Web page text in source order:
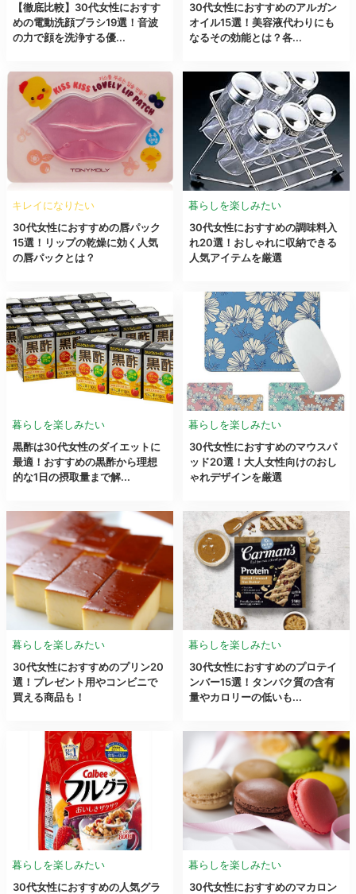
【徹底比較】30代女性におすす
めの電動洗顔ブラシ19選！音波
の力で顔を洗浄する優...
30代女性におすすめのアルガン
オイル15選！美容液代わりにも
なるその効能とは？各...
キレイになりたい
30代女性におすすめの唇パック
15選！リップの乾燥に効く人気
の唇パックとは？
暮らしを楽しみたい
30代女性におすすめの調味料入
れ20選！おしゃれに収納できる
人気アイテムを厳選
暮らしを楽しみたい
黒酢は30代女性のダイエットに
最適！おすすめの黒酢から理想
的な1日の摂取量まで解...
暮らしを楽しみたい
30代女性におすすめのマウスパ
ッド20選！大人女性向けのおし
ゃれデザインを厳選
暮らしを楽しみたい
30代女性におすすめのプリン20
選！プレゼント用やコンビニで
買える商品も！
暮らしを楽しみたい
30代女性におすすめのプロテイ
ンバー15選！タンパク質の含有
量やカロリーの低いも...
暮らしを楽しみたい
30代女性におすすめの人気グラ
暮らしを楽しみたい
30代女性におすすめのマカロン